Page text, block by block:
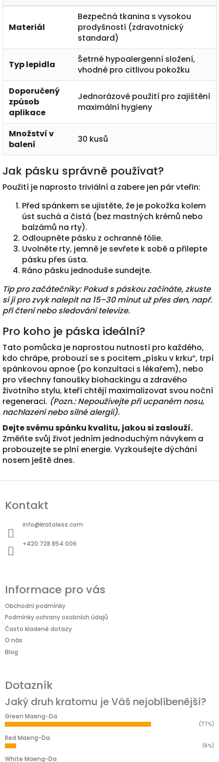
Materiál
Bezpečná tkanina s vysokou
prodyšností (zdravotnický
standard)
Typ lepidla
Šetrné hypoalergenní složení,
vhodné pro citlivou pokožku
Doporučený
způsob
aplikace
Jednorázové použití pro zajištění
maximální hygieny
Množství v
balení
30 kusů
Jak pásku správně používat?
Použití je naprosto triviální a zabere jen pár vteřin:
Před spánkem se ujistěte, že je pokožka kolem
úst suchá a čistá (bez mastných krémů nebo
balzámů na rty).
Odloupněte pásku z ochranné fólie.
Uvolněte rty, jemně je sevřete k sobě a přilepte
pásku přes ústa.
Ráno pásku jednoduše sundejte.
Tip pro začátečníky: Pokud s páskou začínáte, zkuste
si ji pro zvyk nalepit na 15–30 minut už přes den, např.
při čtení nebo sledování televize.
Pro koho je páska ideální?
Tato pomůcka je naprostou nutností pro každého,
kdo chrápe, probouzí se s pocitem „písku v krku“, trpí
spánkovou apnoe (po konzultaci s lékařem), nebo
pro všechny fanoušky biohackingu a zdravého
životního stylu, kteří chtějí maximalizovat svou noční
regeneraci. (Pozn.: Nepoužívejte při ucpaném nosu,
nachlazení nebo silné alergii).
Dejte svému spánku kvalitu, jakou si zaslouží.
Změňte svůj život jedním jednoduchým návykem a
probouzejte se plní energie. Vyzkoušejte dýchání
nosem ještě dnes.
Z
á
p
Kontakt
info@kratoless.com
+420 728 854 006
Informace pro vás
Obchodní podmínky
Podmínky ochrany osobních údajů
Často kladené dotazy
O nás
Blog
Dotazník
Jaký druh kratomu je Váš nejoblíbenější?
Green Maeng-Da
(77%)
Red Maeng-Da
(6%)
White Maeng-Da